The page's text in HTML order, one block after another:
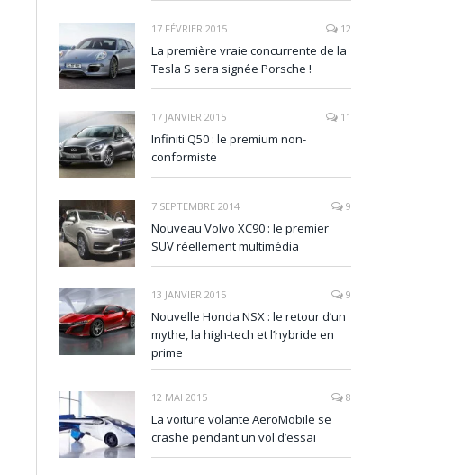
17 FÉVRIER 2015 12
La première vraie concurrente de la
Tesla S sera signée Porsche !
17 JANVIER 2015 11
Infiniti Q50 : le premium non-
conformiste
7 SEPTEMBRE 2014 9
Nouveau Volvo XC90 : le premier
SUV réellement multimédia
13 JANVIER 2015 9
Nouvelle Honda NSX : le retour d’un
mythe, la high-tech et l’hybride en
prime
12 MAI 2015 8
La voiture volante AeroMobile se
crashe pendant un vol d’essai